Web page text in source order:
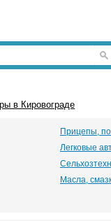
в Кировограде
Прицепы,
Легковые
Масла,